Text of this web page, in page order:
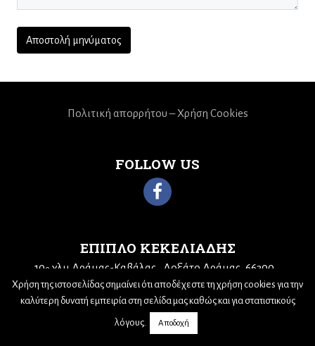
ΕΠΙΠΛΟ ΚΕΚΕΛΙΑΔΗΣ
10ο χλμ Δράμας-Καβάλας
Δοξάτο Δράμας, 66300
Τηλ: 25210 68943 Email:kekeliadis@otenet.gr
FOLLOW US
Πολιτική απορρήτου – Χρήση Cookies
© 2019,Nick Sotiriadis
Χρήση της ιστοσελίδας σημαίνει ότι αποδέχεστε τη χρήση cookies για την
καλύτερη δυνατή εμπειρία στη σελίδα μας καθώς και για στατιστικούς
λόγους. Αποδοχή